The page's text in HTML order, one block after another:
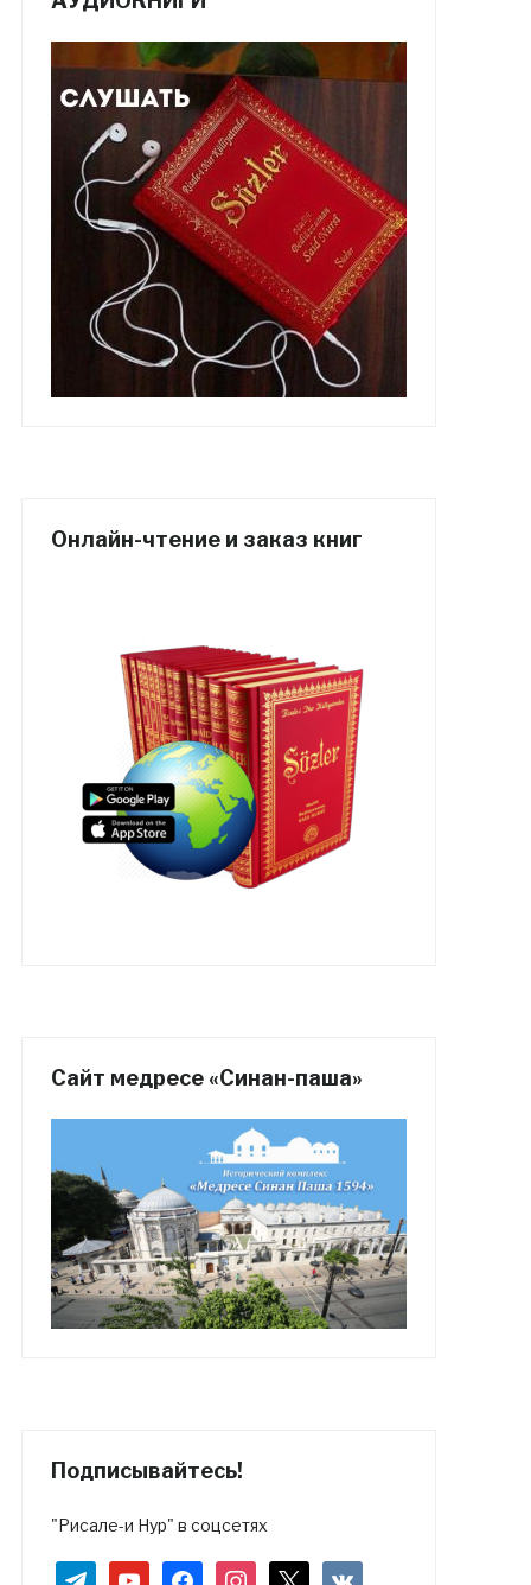
Онлайн-чтение и заказ книг
Сайт медресе «Синан-паша»
Подписывайтесь!
"Рисале-и Нур" в соцсетях
telegramyoutubefacebookinstagram vkontakte